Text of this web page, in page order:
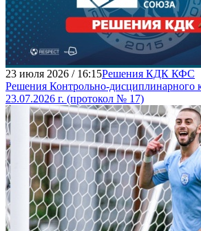
23 июля 2026 / 16:15Решения КДК КФС
Решения Контрольно-дисциплинарного
23.07.2026 г. (протокол № 17)